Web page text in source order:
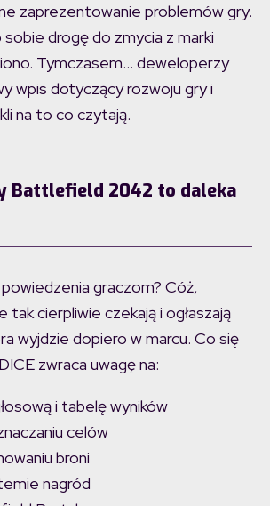
zaprezentowanie problemów gry.
sobie drogę do zmycia z marki
Tymczasem… deweloperzy
wpis dotyczący rozwoju gry i
na to co czytają.
Battlefield 2042 to daleka
graczom? Cóż,
tak cierpliwie czekają i ogłaszają
wyjdzie dopiero w marcu. Co się
zwraca uwagę na:
i tabelę wyników
celów
broni
nagród